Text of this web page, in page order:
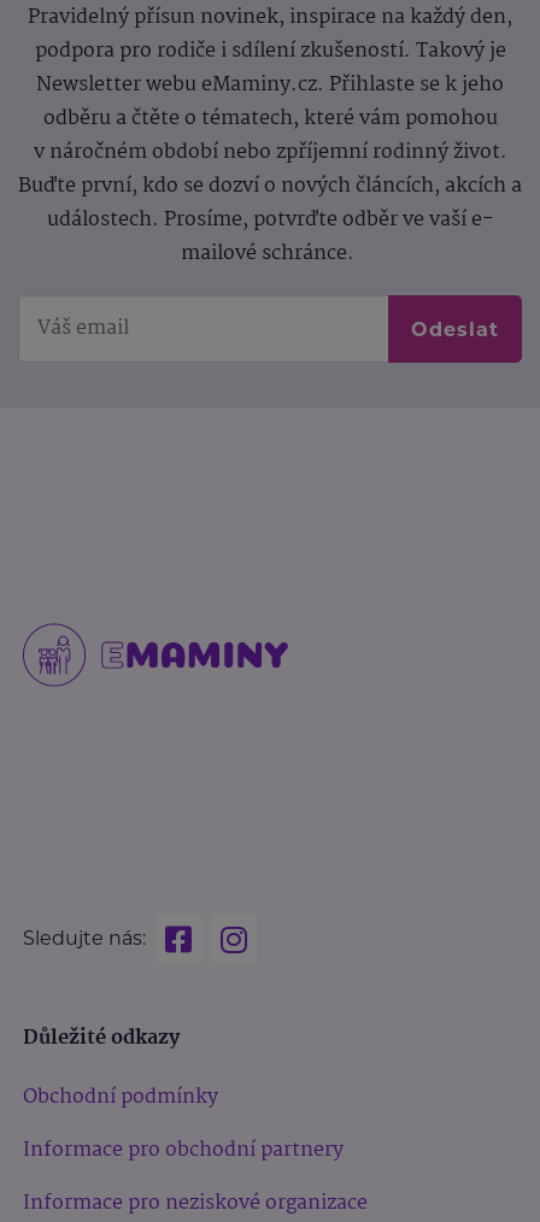
Pravidelný přísun novinek, inspirace na každý den,
podpora pro rodiče i sdílení zkušeností. Takový je
Newsletter webu eMaminy.cz. Přihlaste se k jeho
odběru a čtěte o tématech, které vám pomohou
v náročném období nebo zpříjemní rodinný život.
Buďte první, kdo se dozví o nových článcích, akcích a
událostech. Prosíme, potvrďte odběr ve vaší e-
mailové schránce.
Odeslat
Sledujte nás:
Důležité odkazy
Obchodní podmínky
Informace pro obchodní partnery
Informace pro neziskové organizace